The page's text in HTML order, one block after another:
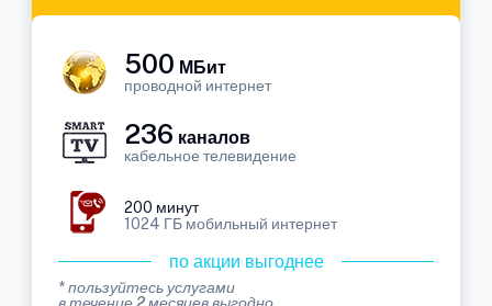
500 МБит
проводной интернет
236 каналов
кабельное телевидение
200 минут
1024 ГБ мобильный интернет
по акции выгоднее
* пользуйтесь услугами